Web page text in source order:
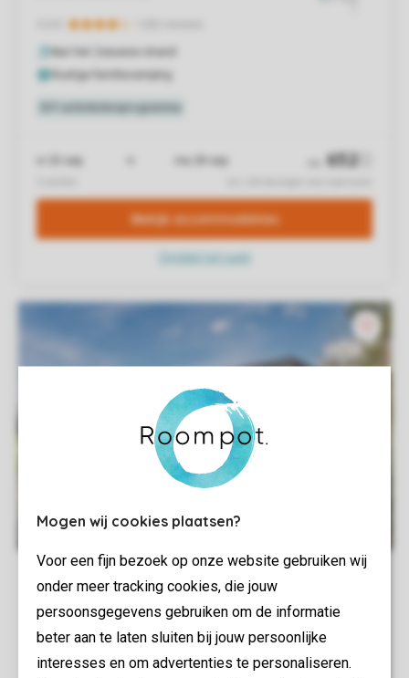
Mogen wij cookies plaatsen?
Voor een fijn bezoek op onze website gebruiken wij
onder meer tracking cookies, die jouw
persoonsgegevens gebruiken om de informatie
beter aan te laten sluiten bij jouw persoonlijke
interesses en om advertenties te personaliseren.